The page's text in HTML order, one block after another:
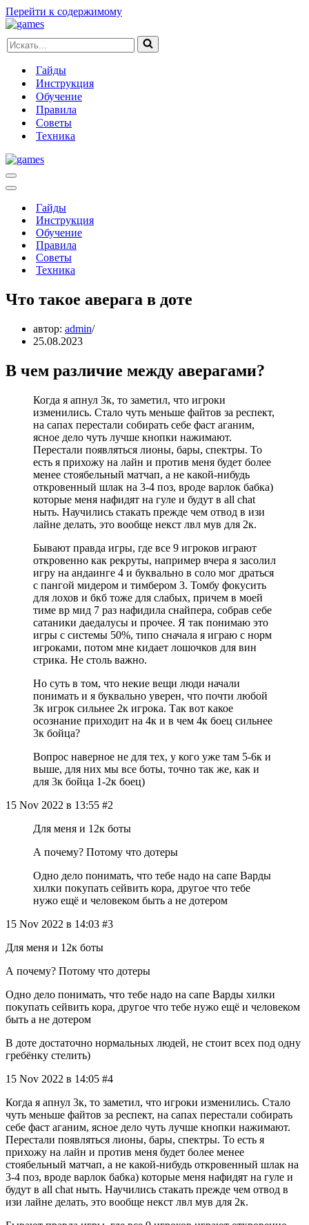
Перейти к содержимому
Искать...
Гайды
Инструкция
Обучение
Правила
Советы
Техника
Меню
навигации
Меню
навигацииГайды
Инструкция
Обучение
Правила
Советы
Техника
Что такое аверага в доте
автор: admin
25.08.2023
В чем различие между аверагами?
Когда я апнул 3к, то заметил, что игроки
изменились. Стало чуть меньше файтов за респект,
на сапах перестали собирать себе фаст аганим,
ясное дело чуть лучше кнопки нажимают.
Перестали появляться лионы, бары, спектры. То
есть я прихожу на лайн и против меня будет более
менее стоябельный матчап, а не какой-нибудь
откровенный шлак на 3-4 поз, вроде варлок бабка)
которые меня нафидят на гуле и будут в all chat
ныть. Научились стакать прежде чем отвод в изи
лайне делать, это вообще некст лвл мув для 2к.
Бывают правда игры, где все 9 игроков играют
откровенно как рекруты, например вчера я засолил
игру на андаинге 4 и буквально в соло мог драться
с пангой мидером и тимбером 3. Томбу фокусить
для лохов и бкб тоже для слабых, причем в моей
тиме вр мид 7 раз нафидила снайпера, собрав себе
сатаники даедалусы и прочее. Я так понимаю это
игры с системы 50%, типо сначала я играю с норм
игроками, потом мне кидает лошочков для вин
стрика. Не столь важно.
Но суть в том, что некие вещи люди начали
понимать и я буквально уверен, что почти любой
3к игрок сильнее 2к игрока. Так вот какое
осознание приходит на 4к и в чем 4к боец сильнее
3к бойца?
Вопрос наверное не для тех, у кого уже там 5-6к и
выше, для них мы все боты, точно так же, как и
для 3к бойца 1-2к боец)
15 Nov 2022 в 13:55 #2
Для меня и 12к боты
А почему? Потому что дотеры
Одно дело понимать, что тебе надо на сапе Варды
хилки покупать сейвить кора, другое что тебе
нужо ещё и человеком быть а не дотером
15 Nov 2022 в 14:03 #3
Для меня и 12к боты
А почему? Потому что дотеры
Одно дело понимать, что тебе надо на сапе Варды хилки
покупать сейвить кора, другое что тебе нужо ещё и человеком
быть а не дотером
В доте достаточно нормальных людей, не стоит всех под одну
гребёнку стелить)
15 Nov 2022 в 14:05 #4
Когда я апнул 3к, то заметил, что игроки изменились. Стало
чуть меньше файтов за респект, на сапах перестали собирать
себе фаст аганим, ясное дело чуть лучше кнопки нажимают.
Перестали появляться лионы, бары, спектры. То есть я
прихожу на лайн и против меня будет более менее
стоябельный матчап, а не какой-нибудь откровенный шлак на
3-4 поз, вроде варлок бабка) которые меня нафидят на гуле и
будут в all chat ныть. Научились стакать прежде чем отвод в
изи лайне делать, это вообще некст лвл мув для 2к.